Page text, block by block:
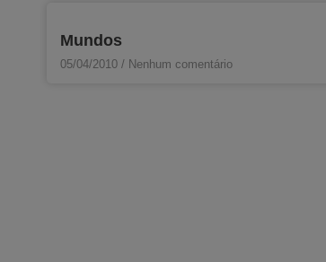
Mundos
05/04/2010 Nenhum comentário